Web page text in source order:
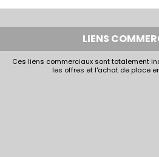
LIENS
Ces liens commerciaux sont totalement
les offres et l'achat de place